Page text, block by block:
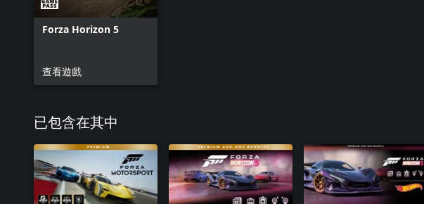
Forza Horizon 5
查看遊戲
已包含在其中